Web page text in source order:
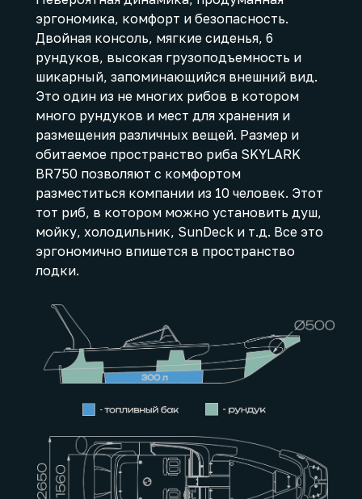
эргономика, комфорт и безопасность.
Двойная консоль, мягкие сиденья, 6
рундуков, высокая грузоподъемность и
шикарный, запоминающийся внешний вид.
Это один из не многих рибов в котором
много рундуков и мест для хранения и
размещения различных вещей. Размер и
обитаемое пространство риба SKYLARK
BR750 позволяют с комфортом
разместиться компании из 10 человек. Этот
тот риб, в котором можно установить душ,
мойку, холодильник, SunDeck и т.д. Все это
эргономично впишется в пространство
лодки.